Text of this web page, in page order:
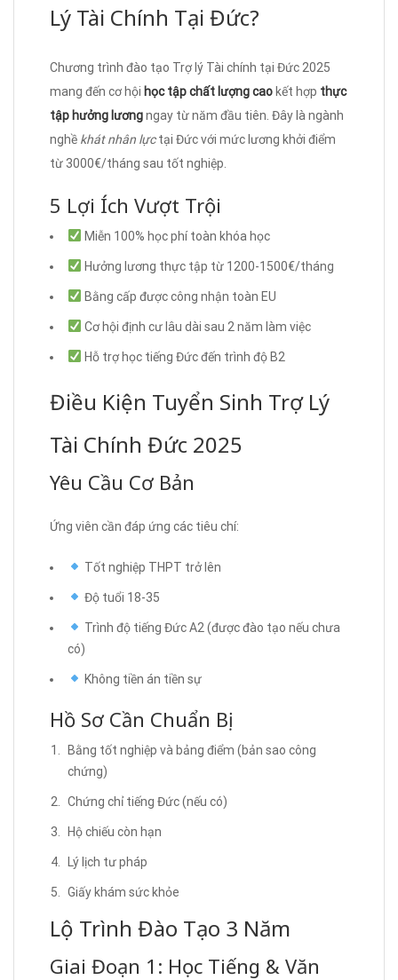
Lý Tài Chính Tại Đức?
Chương trình đào tạo Trợ lý Tài chính tại Đức 2025
mang đến cơ hội học tập chất lượng cao kết hợp thực
tập hưởng lươngngay từ năm đầu tiên. Đây là ngành
nghề khát nhân lựctại Đức với mức lương khởi điểm
từ 3000€/tháng sau tốt nghiệp.
5 Lợi Ích Vượt Trội
Miễn 100% học phí toàn khóa học
Hưởng lương thực tập từ 1200-1500€/tháng
Bằng cấp được công nhận toàn EU
Cơ hội định cư lâu dài sau 2 năm làm việc
Hỗ trợ học tiếng Đức đến trình độ B2
Điều Kiện Tuyển Sinh Trợ Lý
Tài Chính Đức 2025
Yêu Cầu Cơ Bản
Ứng viên cần đáp ứng các tiêu chí:
Tốt nghiệp THPT trở lên
Độ tuổi 18-35
Trình độ tiếng Đức A2 (được đào tạo nếu chưa
có)
Không tiền án tiền sự
Hồ Sơ Cần Chuẩn Bị
Bằng tốt nghiệp và bảng điểm (bản sao công
chứng)
Chứng chỉ tiếng Đức (nếu có)
Hộ chiếu còn hạn
Lý lịch tư pháp
Giấy khám sức khỏe
Lộ Trình Đào Tạo 3 Năm
Giai Đoạn 1: Học Tiếng & Văn